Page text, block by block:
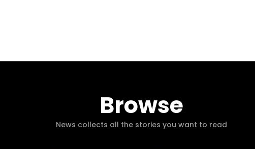
Browse
News collects all the stories you want to read